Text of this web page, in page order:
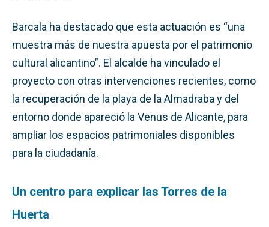
Barcala ha destacado que esta actuación es “una
muestra más de nuestra apuesta por el patrimonio
cultural alicantino”. El alcalde ha vinculado el
proyecto con otras intervenciones recientes, como
la recuperación de la playa de la Almadraba y del
entorno donde apareció la Venus de Alicante, para
ampliar los espacios patrimoniales disponibles
para la ciudadanía.
Un centro para explicar las Torres de la
Huerta